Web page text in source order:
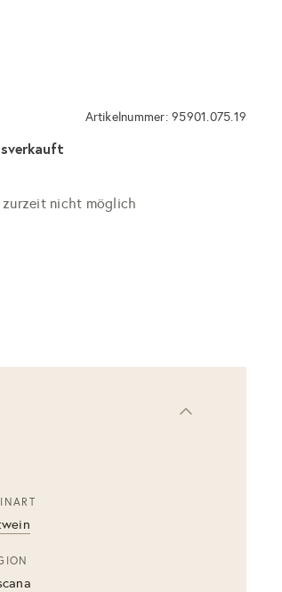
Artikelnummer: 95901.075.19
zurzeit nicht möglich